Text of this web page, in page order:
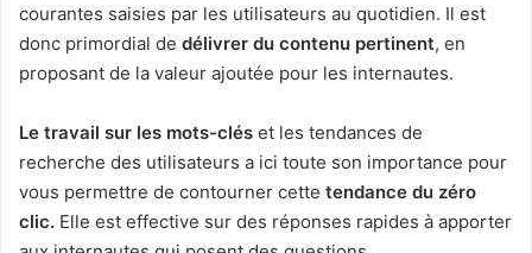
courantes saisies par les utilisateurs au quotidien. Il est
donc primordial de délivrer du contenu pertinent, en
proposant de la valeur ajoutée pour les internautes.
Le travail sur les mots-clés et les tendances de
recherche des utilisateurs a ici toute son importance pour
vous permettre de contourner cette tendance du zéro
clic. Elle est effective sur des réponses rapides à apporter